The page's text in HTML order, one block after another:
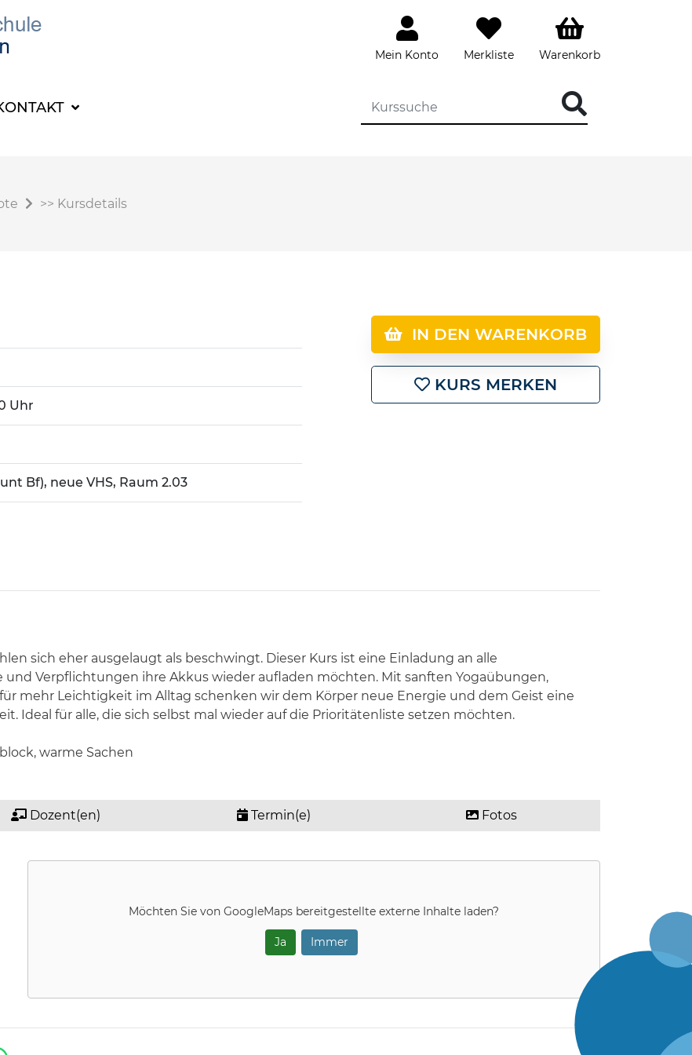
Mein Konto Merkliste Warenkorb
>> Kursdetails
Uhr
Bf), neue VHS, Raum 2.03
IN DEN WARENKORB
KURS MERKEN
sich eher ausgelaugt als beschwingt. Dieser Kurs ist eine Einladung an alle
und Verpflichtungen ihre Akkus wieder aufladen möchten. Mit sanften Yogaübungen,
mehr Leichtigkeit im Alltag schenken wir dem Körper neue Energie und dem Geist eine
Ideal für alle, die sich selbst mal wieder auf die Prioritätenliste setzen möchten.
warme Sachen
Dozent(en) Termin(e) Fotos
Möchten Sie von GoogleMaps bereitgestellte externe Inhalte laden?
Ja Immer